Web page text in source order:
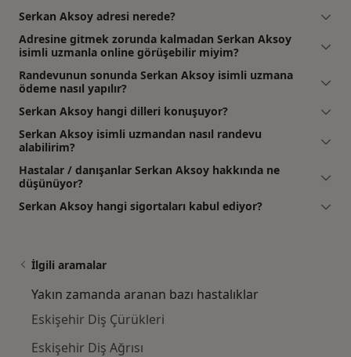
Serkan Aksoy adresi nerede?
Adresine gitmek zorunda kalmadan Serkan Aksoy
isimli uzmanla online görüşebilir miyim?
Randevunun sonunda Serkan Aksoy isimli uzmana
ödeme nasıl yapılır?
Serkan Aksoy hangi dilleri konuşuyor?
Serkan Aksoy isimli uzmandan nasıl randevu
alabilirim?
Hastalar / danışanlar Serkan Aksoy hakkında ne
düşünüyor?
Serkan Aksoy hangi sigortaları kabul ediyor?
İlgili aramalar
Yakın zamanda aranan bazı hastalıklar
Eskişehir Diş Çürükleri
Eskişehir Diş Ağrısı